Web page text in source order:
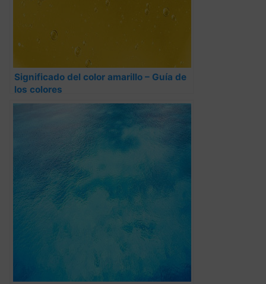
Significado del color amarillo – Guía de
los colores